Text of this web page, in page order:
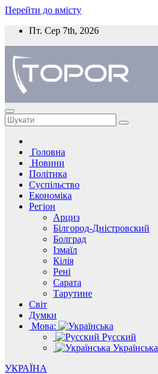
Перейти до вмісту
Пт. Сер 7th, 2026
Головна
Новини
Політика
Суспільство
Економіка
Регіон
Арциз
Білгород-Дністровский
Болград
Ізмаїл
Кілія
Рені
Сарата
Тарутине
Світ
Думки
Мова:
Русский
Українська
УКРАЇНА